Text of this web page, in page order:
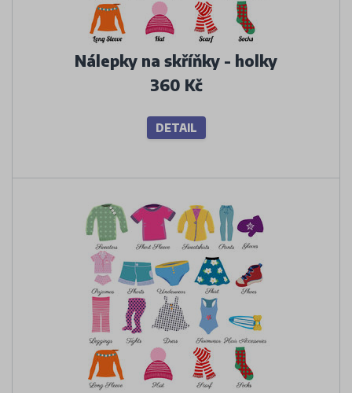
Nálepky na skříňky - holky
360 Kč
DETAIL